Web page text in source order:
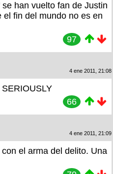
han vuelto fan de Justin
fin del mundo no es en
97
4 ene 2011, 21:08
66
4 ene 2011, 21:09
el arma del delito. Una